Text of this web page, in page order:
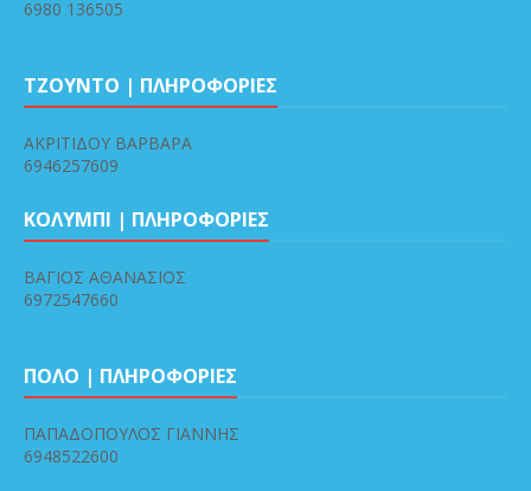
6980 136505
ΤΖΟΥΝΤΟ | ΠΛΗΡΟΦΟΡΙΕΣ
ΑΚΡΙΤΙΔΟΥ ΒΑΡΒΑΡΑ
6946257609
ΚΟΛΥΜΠΙ | ΠΛΗΡΟΦΟΡΙΕΣ
ΒΑΓΙΟΣ ΑΘΑΝΑΣΙΟΣ
6972547660
ΠΟΛΟ | ΠΛΗΡΟΦΟΡΙΕΣ
ΠΑΠΑΔΟΠΟΥΛΟΣ ΓΙΑΝΝΗΣ
6948522600